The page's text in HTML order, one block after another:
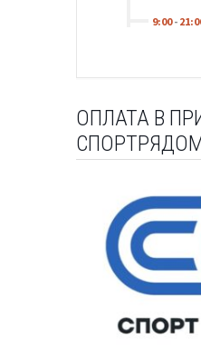
9:00-
ОПЛАТА В